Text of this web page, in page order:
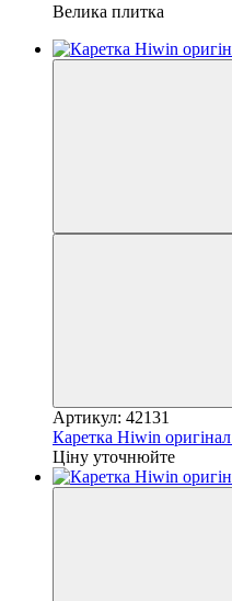
Велика плитка
Артикул: 42131
Каретка Hiwin
Ціну уточнюйте